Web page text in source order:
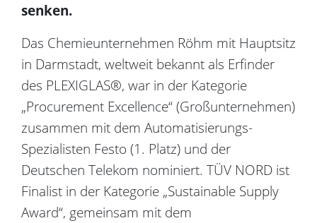
senken.
Das Chemieunternehmen Röhm mit Hauptsitz
in Darmstadt, weltweit bekannt als Erfinder
des PLEXIGLAS®, war in der Kategorie
„Procurement Excellence“ (Großunternehmen)
zusammen mit dem Automatisierungs-
Spezialisten Festo (1. Platz) und der
Deutschen Telekom nominiert. TÜV NORD ist
Finalist in der Kategorie „Sustainable Supply
Award“, gemeinsam mit dem